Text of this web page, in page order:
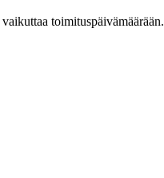
toimituspäivämäärään.